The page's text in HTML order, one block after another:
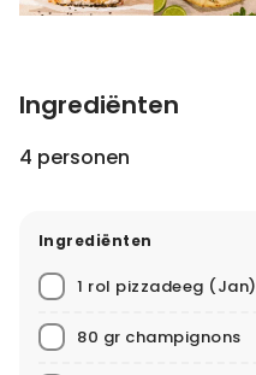
Ingrediënten
4 personen
Ingrediënten
1 rol pizzadeeg (Jan)
80 gr champignons